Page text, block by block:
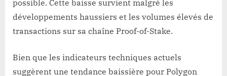
possible. Cette baisse survient malgré les
développements haussiers et les volumes élevés de
transactions sur sa chaîne Proof-of-Stake.
Bien que les indicateurs techniques actuels
suggèrent une tendance baissière pour Polygon